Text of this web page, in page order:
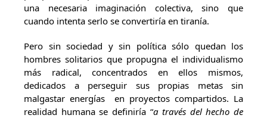
una necesaria imaginación colectiva, sino que
cuando intenta serlo se convertiría en tiranía.
Pero sin sociedad y sin política sólo quedan los
hombres solitarios que propugna el individualismo
más radical, concentrados en ellos mismos,
dedicados a perseguir sus propias metas sin
malgastar energías en proyectos compartidos. La
realidad humana se definiría “a través del hecho de